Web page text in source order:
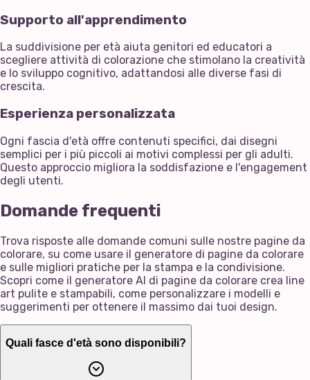
Supporto all'apprendimento
La suddivisione per età aiuta genitori ed educatori a
scegliere attività di colorazione che stimolano la creatività
e lo sviluppo cognitivo, adattandosi alle diverse fasi di
crescita.
Esperienza personalizzata
Ogni fascia d'età offre contenuti specifici, dai disegni
semplici per i più piccoli ai motivi complessi per gli adulti.
Questo approccio migliora la soddisfazione e l'engagement
degli utenti.
Domande frequenti
Trova risposte alle domande comuni sulle nostre pagine da
colorare, su come usare il generatore di pagine da colorare
e sulle migliori pratiche per la stampa e la condivisione.
Scopri come il generatore AI di pagine da colorare crea line
art pulite e stampabili, come personalizzare i modelli e
suggerimenti per ottenere il massimo dai tuoi design.
Quali fasce d'età sono disponibili?